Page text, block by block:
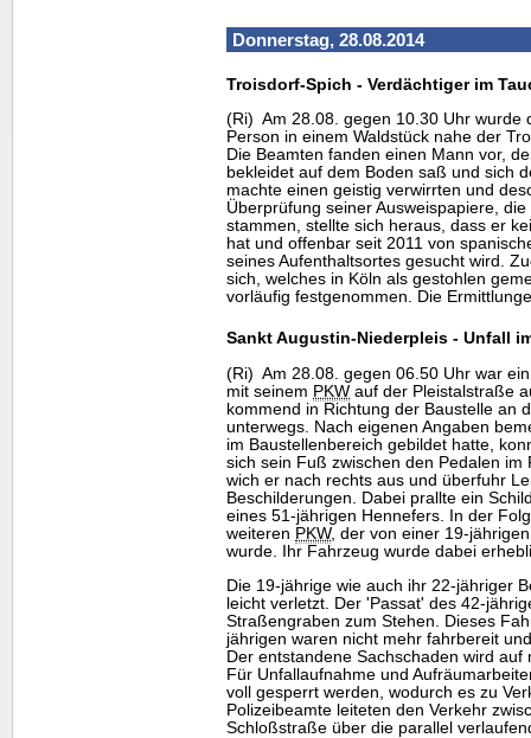
Donnerstag, 28.08.2014
Troisdorf-Spich - Verdächtiger im
(Ri) Am 28.08. gegen 10.30 Uhr wurde
Person in einem Waldstück nahe der
Die Beamten fanden einen Mann vor,
bekleidet auf dem Boden saß und sich
machte einen geistig verwirrten und
Überprüfung seiner Ausweispapiere,
stammen, stellte sich heraus, dass er
hat und offenbar seit 2011 von
seines Aufenthaltsortes gesucht wird.
sich, welches in Köln als gestohlen
vorläufig festgenommen. Die
Sankt Augustin-Niederpleis - Unfall
(Ri) Am 28.08. gegen 06.50 Uhr war
mit seinem PKW auf der Pleistalstraße
kommend in Richtung der Baustelle an
unterwegs. Nach eigenen Angaben
im Baustellenbereich gebildet hatte,
sich sein Fuß zwischen den Pedalen
wich er nach rechts aus und überfuhr
Beschilderungen. Dabei prallte ein
eines 51-jährigen Hennefers. In der
weiteren PKW, der von einer 19-
wurde. Ihr Fahrzeug wurde dabei
Die 19-jährige wie auch ihr 22-jähriger
leicht verletzt. Der 'Passat' des 42-
Straßengraben zum Stehen. Dieses
jährigen waren nicht mehr fahrbereit
Der entstandene Sachschaden wird
Für Unfallaufnahme und
voll gesperrt werden, wodurch es zu
Polizeibeamte leiteten den Verkehr
Schloßstraße über die parallel